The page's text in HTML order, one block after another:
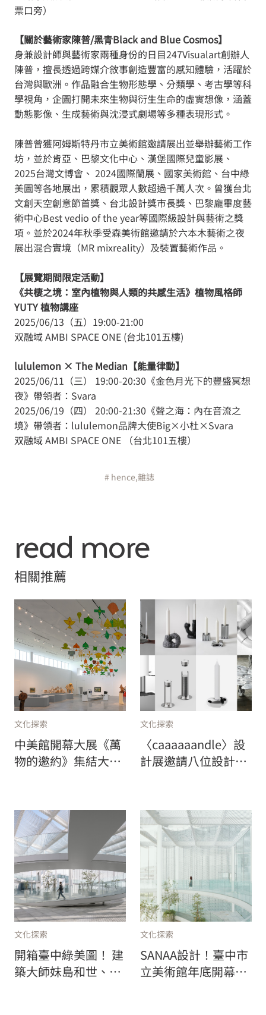
票口旁）
【關於藝術家陳普/黑⻘Black and Blue Cosmos】
身兼設計師與藝術家兩種身份的日目247Visualart創辦人
陳普，擅長透過跨媒介敘事創造豐富的感知體驗，活躍於
台灣與歐洲。作品融合生物形態學、分類學、考古學等科
學視角，企圖打開未來生物與衍生生命的虛實想像，涵蓋
動態影像、生成藝術與沈浸式劇場等多種表現形式。
陳普曾獲阿姆斯特丹市立美術館邀請展出並舉辦藝術工作
坊，並於肯亞、巴黎文化中心、漢堡國際兒童影展、
2025台灣文博會、 2024國際蘭展、國家美術館、台中綠
美圖等各地展出，累積觀眾人數超過千萬人次。曾獲台北
文創天空創意節首獎、台北設計獎市長獎、巴黎龐畢度藝
術中心Best vedio of the year等國際級設計與藝術之獎
項。並於2024年秋季受森美術館邀請於六本木藝術之夜
展出混合實境（MR mixreality）及裝置藝術作品。
【展覽期間限定活動】
《共棲之境：室內植物與人類的共感生活》植物風格師
YUTY 植物講座
2025/06/13（五）19:00-21:00
双融域 AMBI SPACE ONE (台北101五樓)
lululemon × The Median【能量律動】
2025/06/11（三） 19:00-20:30《金色月光下的豐盛冥想
夜》帶領者：Svara
2025/06/19（四） 20:00-21:30《聲之海：內在音流之
境》帶領者：lululemon品牌大使Big×小杜×Svara
双融域 AMBI SPACE ONE （台北101五樓）
# hence,雜誌
read more
相關推薦
文化探索
中美館開幕大展《萬
物的邀約》集結大師
品首度亮相！
文化探索
〈caaaaaandle〉設
計展邀請八位設計
文化探索
開箱臺中綠美圖！ 建
築大師妹島和世、西
文化探索
SANAA設計！臺中市
立美術館年底開幕，